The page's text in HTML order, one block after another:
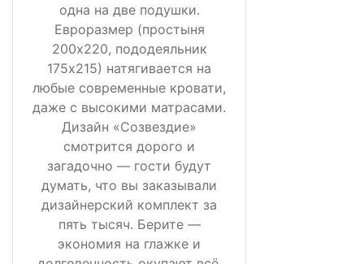
одна на две подушки.
Евроразмер (простыня
200х220, пододеяльник
175х215) натягивается на
любые современные кровати,
даже с высокими матрасами.
Дизайн «Созвездие»
смотрится дорого и
загадочно — гости будут
думать, что вы заказывали
дизайнерский комплект за
пять тысяч. Берите —
экономия на глажке и